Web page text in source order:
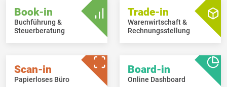
Book-in
Buchführung &
Steuerberatung
Trade-in
Warenwirtschaft &
Rechnungsstellung
Scan-in
Papierloses Büro
Board-in
Online Dashboard